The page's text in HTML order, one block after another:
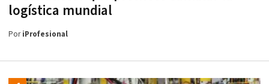
logística mundial
PoriProfesional